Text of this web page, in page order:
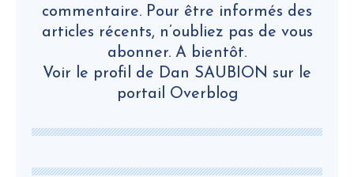
commentaire. Pour être informés des
articles récents, n’oubliez pas de vous
abonner. A bientôt.
Voir le profil de Dan SAUBION sur le
portail Overblog